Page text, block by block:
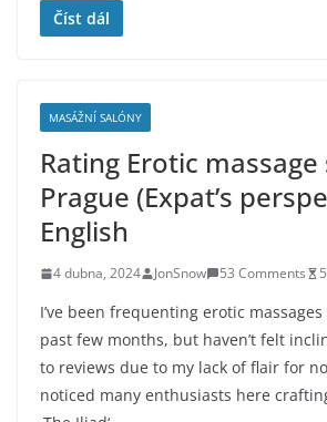
Číst dál
MASÁŽNÍ SALÓNY
Rating Erotic
Prague (Expat’s
English
4 dubna, 2024 JonSnow 53 Comments
I’ve been frequenting erotic
past few months, but haven’t felt
to reviews due to my lack of flair for
noticed many enthusiasts here